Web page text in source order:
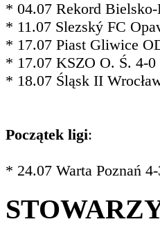
* 04.07 Rekord Bielsko-
* 11.07 Slezský FC
* 17.07 Piast Gliwice
* 17.07 KSZO O. Ś. 4-0
* 18.07 Śląsk II
Początek ligi:
* 24.07 Warta Poznań